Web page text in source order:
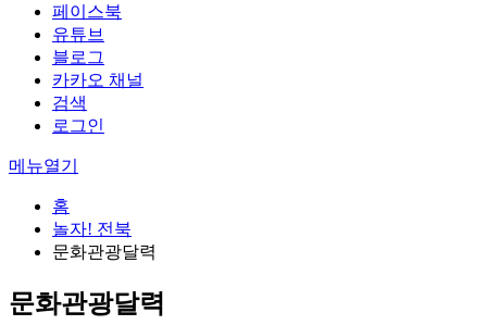
페이스북
유튜브
블로그
카카오 채널
검색
로그인
메뉴열기
홈
놀자! 전북
문화관광달력
문화관광달력